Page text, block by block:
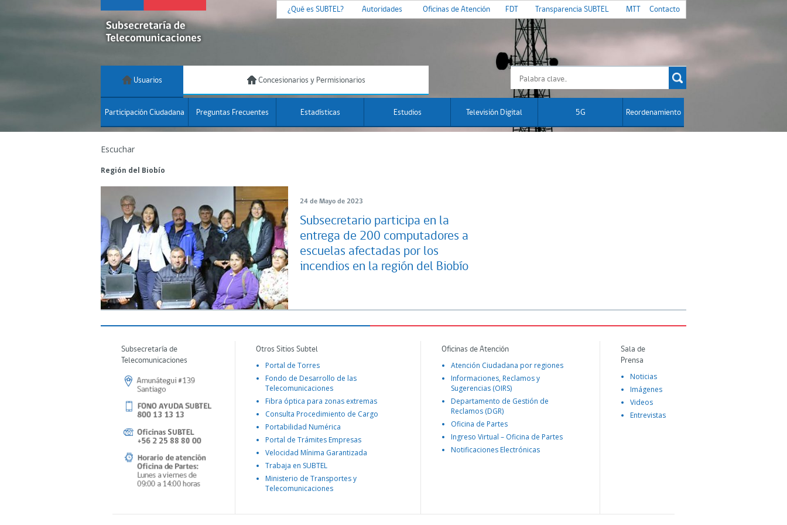
¿Qué es SUBTEL? Autoridades Oficinas de Atención FDT Transparencia SUBTEL MTT Contacto
Usuarios Concesionarios y Permisionarios
Participación Ciudadana Preguntas Frecuentes Estadísticas Estudios Televisión Digital 5G Reordenamiento
Escuchar
Región del Biobío
24 de Mayo de 2023
Subsecretario participa en la
entrega de 200 computadores a
escuelas afectadas por los
incendios en la región del Biobío
Subsecretaría de
Telecomunicaciones
Otros Sitios Subtel
Portal de Torres
Fondo de Desarrollo de las
Telecomunicaciones
Fibra óptica para zonas extremas
Consulta Procedimiento de Cargo
Portabilidad Numérica
Portal de Trámites Empresas
Velocidad Mínima Garantizada
Trabaja en SUBTEL
Ministerio de Transportes y
Telecomunicaciones
Oficinas de Atención
Atención Ciudadana por regiones
Informaciones, Reclamos y
Sugerencias (OIRS)
Departamento de Gestión de
Reclamos (DGR)
Oficina de Partes
Ingreso Virtual – Oficina de Partes
Notificaciones Electrónicas
Sala de
Prensa
Noticias
Imágenes
Videos
Entrevistas